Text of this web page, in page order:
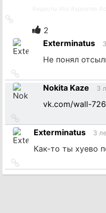
источник
2
Exterminatus
Не понял
на
источникNokita Kaze 3
vk.com/wall-
на
источникExterminatus 3
Как-то ты хуево
на